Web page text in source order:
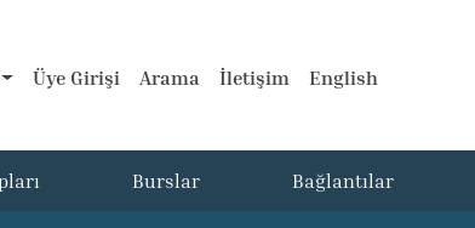
Üye Girişi Arama İletişim English
Burslar Bağlantılar